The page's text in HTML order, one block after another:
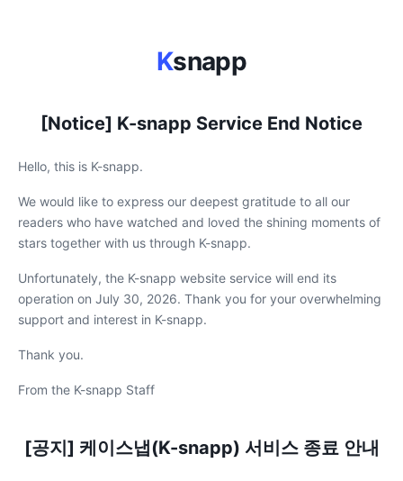
Ksnapp
[Notice] K-snapp Service End Notice
Hello, this is K-snapp.
We would like to express our deepest gratitude to all our
readers who have watched and loved the shining moments of
stars together with us through K-snapp.
Unfortunately, the K-snapp website service will end its
operation on July 30, 2026. Thank you for your overwhelming
support and interest in K-snapp.
Thank you.
From the K-snapp Staff
[공지] 케이스냅(K-snapp) 서비스 종료 안내